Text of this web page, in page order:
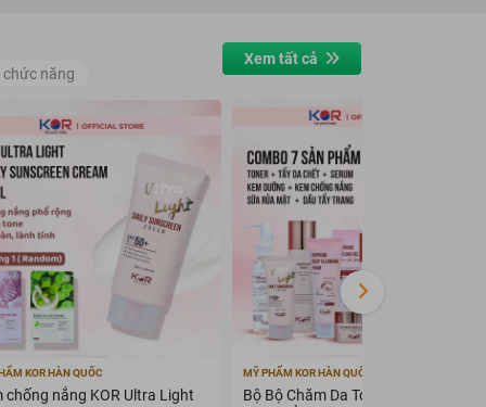
hơn.
ẩm, xóa vết nhăn,
địa của mỗi người và
và làm săn chắc
năng
Xem tất cả
KOR HÀN QUỐC
chống nắng KOR Ultra Light
MỸ PHẨM KOR HÀN QUỐC
Bộ Bộ Chăm Da Toàn Diện KOR ( 7